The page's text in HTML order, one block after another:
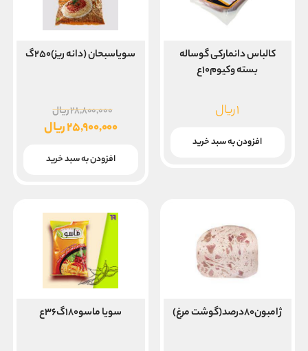
کالباس دانمارکی گوساله
بسته وکیوم۱۰ع
۱ریال
افزودن به سبد خرید
سویاسبحان (دانه ریز)۲۵۰گ
۲۸,۸۰۰,۰۰۰ریال
اصلی
بود.
۲۵,۹۰۰,۰۰۰ریال
فعلی
افزودن به سبد خرید
ژامبون۸۰درصد(گوشت مرغ) سویا ماسو۱۸۰گ۳۶ع